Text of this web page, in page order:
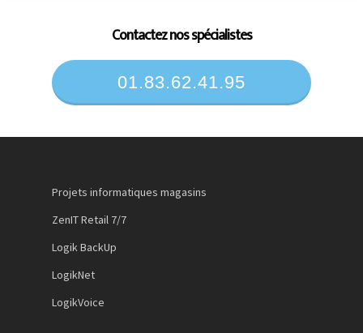
Contactez nos spécialistes
01.83.62.41.95
Projets informatiques magasins
ZenIT Retail 7/7
Logik BackUp
LogikNet
LogikVoice